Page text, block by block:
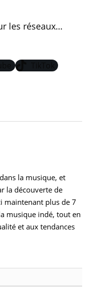
les réseaux…
la musique, et
la découverte de
maintenant plus de 7
musique indé, tout en
et aux tendances